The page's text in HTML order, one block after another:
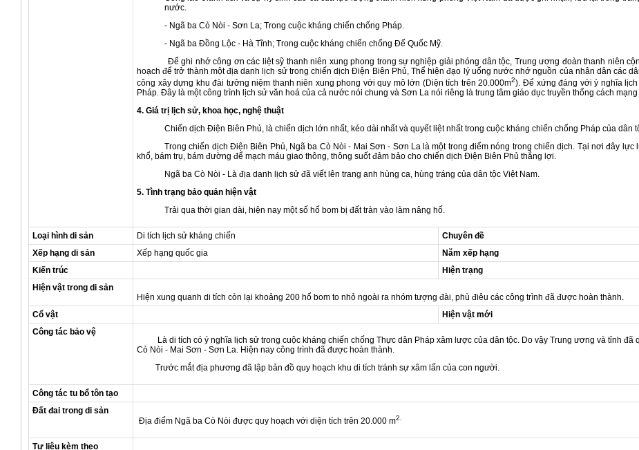
nước.
- Ngã ba Cò Nòi - Sơn La; Trong cuộc kháng chiến chống Pháp.
- Ngã ba Đồng Lộc - Hà Tĩnh; Trong cuộc kháng chiến chống Đế Quốc Mỹ.
Để ghi nhớ công ơn các liệt sỹ thanh niên xung phong trong sự nghiệp giải phóng dân tộc, Trung ương đoàn thanh niên
hoạch để trở thành một địa danh lịch sử trong chiến dịch Điện Biên Phủ, Thể hiện đạo lý uống nước nhớ nguồn của nhân dân các
công xây dựng khu đài tưởng niệm thanh niên xung phong với quy mô lớn (Diện tích trên 20.000m2). Để xứng đáng với ý nghĩa
Pháp. Đây là một công trình lịch sử văn hoá của cả nước nói chung và Sơn La nói riêng là trung tâm giáo dục truyền thống cách
4. Giá trị lịch sử, khoa học, nghệ thuật
Chiến dịch Điện Biên Phủ, là chiến dịch lớn nhất, kéo dài nhất và quyết liệt nhất trong cuộc kháng chiến chống Pháp của dân
Trong chiến dịch Điện Biên Phủ, Ngã ba Cò Nòi - Mai Sơn - Sơn La là một trong điểm nóng trong chiến dịch. Tại nơi đây lực
khổ, bám trụ, bám đường để mạch máu giao thông, thông suốt đảm bảo cho chiến dịch Điện Biên Phủ thắng lợi.
Ngã ba Cò Nòi - Là địa danh lịch sử đã viết lên trang anh hùng ca, hùng tráng của dân tộc Việt Nam.
5. Tình trạng bảo quản hiện vật
Trải qua thời gian dài, hiện nay một số hố bom bị đất tràn vào làm nâng hố.
Loại hình di sản Di tích lịch sử kháng chiến
Chuyên đề
Xếp hạng di sản
Xếp hạng quốc gia
Năm xếp hạng
Kiến trúc
Hiện trạng
Hiện vật trong di sản
Hiện xung quanh di tích còn lại khoảng 200 hố bom to nhỏ ngoài ra nhóm tượng đài, phù điêu các công trình đã được hoàn thành.
Cổ vật
Hiện vật mới
Công tác bảo vệ
Là di tích có ý nghĩa lịch sử trong cuộc kháng chiến chống Thực dân Pháp xâm lược của dân tộc. Do vậy Trung ương và tỉnh đã
Cò Nòi - Mai Sơn - Sơn La. Hiện nay công trình đã được hoàn thành.
Trước mắt địa phương đã lập bản đồ quy hoạch khu di tích tránh sự xâm lấn của con người.
Công tác tu bổ tôn tạo
Đất đai trong di sản
Địa điểm Ngã ba Cò Nòi được quy hoạch với diện tích trên 20.000 m2.
Tư liệu kèm theo